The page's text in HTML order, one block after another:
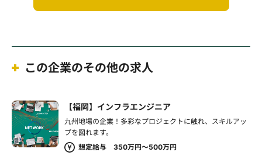
この企業のその他の求人
【福岡】インフラエンジニア
九州地場の企業！多彩なプロジェクトに触れ、スキルアッ
プを図れます。
想定給与 350万円～500万円